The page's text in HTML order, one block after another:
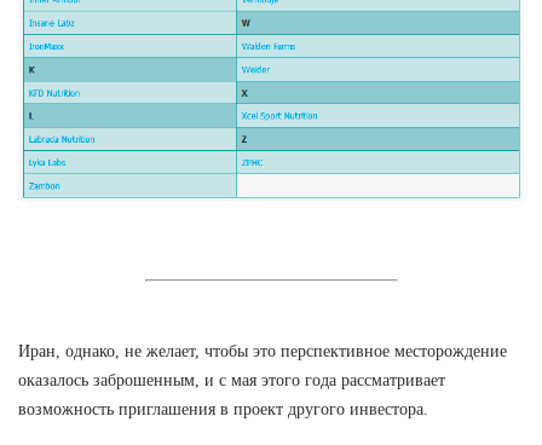
Иран, однако, не желает, чтобы это перспективное месторождение
оказалось заброшенным, и с мая этого года рассматривает
возможность приглашения в проект другого инвестора.